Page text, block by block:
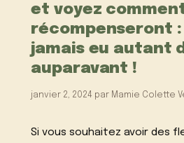
et voyez
récompenseront :
jamais eu autant
auparavant !
janvier 2, 2024 par Mamie Colette
Si vous souhaitez avoir des